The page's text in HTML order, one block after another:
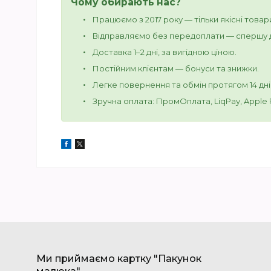
Чому обирають нас?
Працюємо з 2017 року — тільки якісні
Відправляємо без передоплати — спершу
Доставка 1–2 дні, за вигідною ціною.
Постійним клієнтам — бонуси та знижки.
Легке повернення та обмін протягом 14
Зручна оплата: ПромОплата, LiqPay, Apple
Ми приймаємо картку "Пакунок